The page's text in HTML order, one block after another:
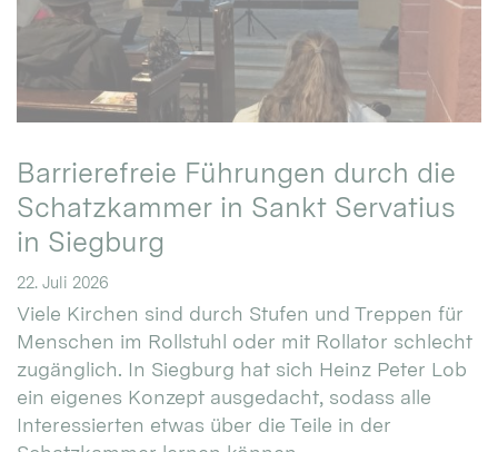
Barrierefreie Führungen durch die
Schatzkammer in Sankt Servatius
in Siegburg
22. Juli 2026
Viele Kirchen sind durch Stufen und Treppen für
Menschen im Rollstuhl oder mit Rollator schlecht
zugänglich. In Siegburg hat sich Heinz Peter Lob
ein eigenes Konzept ausgedacht, sodass alle
Interessierten etwas über die Teile in der